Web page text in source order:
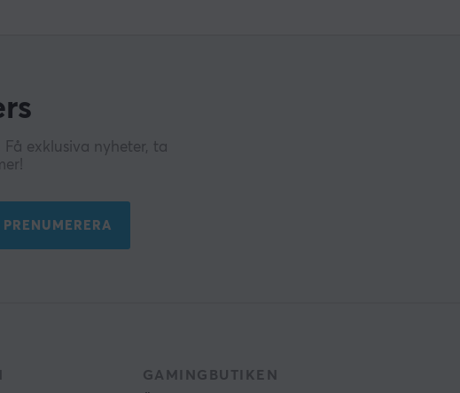
exklusiva nyheter, ta
PRENUMERERA
GAMINGBUTIKEN